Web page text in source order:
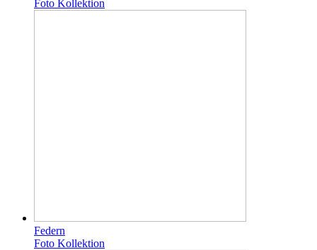
Foto Kollektion
Federn
Foto Kollektion